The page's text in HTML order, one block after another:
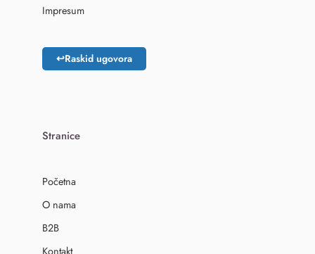
Impresum
↩Raskid ugovora
Stranice
Početna
O nama
B2B